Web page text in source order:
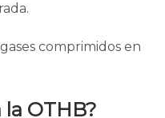
comprimidos en
OTHB?